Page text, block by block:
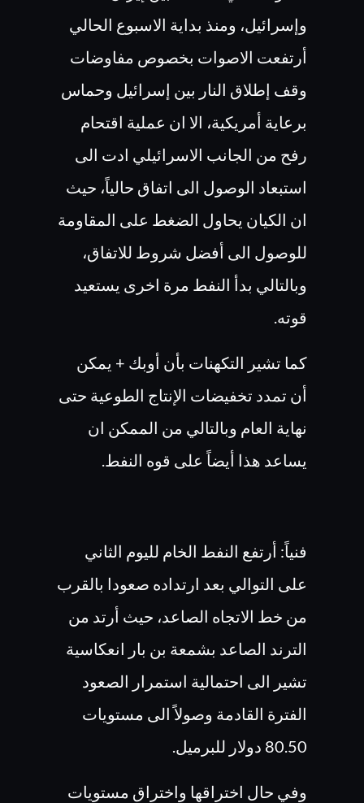
وإسرائيل، ومنذ بداية الاسبوع الحالي
أرتفعت الاصوات بخصوص مفاوضات
وقف إطلاق النار بين إسرائيل وحماس
برعاية أمريكية، الا ان عملية اقتحام
رفح من الجانب الاسرائيلي ادت الى
استبعاد الوصول الى اتفاق حالياً، حيث
ان الكيان يحاول الضغط على المقاومة
للوصول الى أفضل شروط للاتفاق،
وبالتالي بدأ النفط مرة اخرى يستعيد
قوته.
كما تشير التكهنات بأن أوبك + يمكن
أن تمدد تخفيضات الإنتاج الطوعية حتى
نهاية العام وبالتالي من الممكن ان
يساعد هذا أيضاً على قوه النفط.
فنياً: أرتفع النفط الخام لليوم الثاني
على التوالي بعد ارتداده صعودا بالقرب
من خط الاتجاه الصاعد، حيث أرتد من
الترند الصاعد بشمعة بن بار انعكاسية
تشير الى احتمالية استمرار الصعود
الفترة القادمة وصولاً الى مستويات
80.50 دولار للبرميل.
وفي حال اختراقها واختراق مستويات